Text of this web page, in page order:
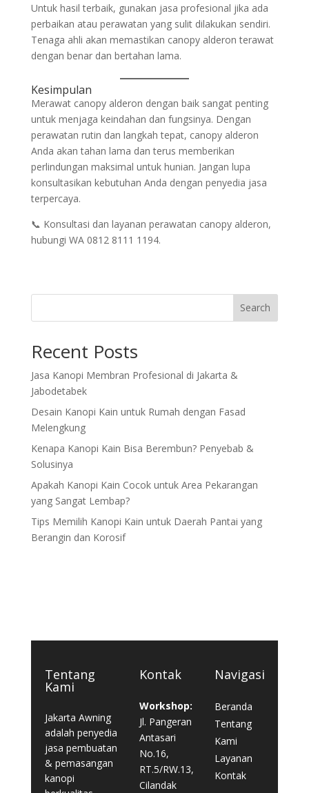
Untuk hasil terbaik, gunakan jasa profesional jika ada
perbaikan atau perawatan yang sulit dilakukan sendiri.
Tenaga ahli akan memastikan canopy alderon terawat
dengan benar dan bertahan lama.
Kesimpulan
Merawat canopy alderon dengan baik sangat penting
untuk menjaga keindahan dan fungsinya. Dengan
perawatan rutin dan langkah tepat, canopy alderon
Anda akan tahan lama dan terus memberikan
perlindungan maksimal untuk hunian. Jangan lupa
konsultasikan kebutuhan Anda dengan penyedia jasa
terpercaya.
📞 Konsultasi dan layanan perawatan canopy alderon,
hubungi WA 0812 8111 1194.
Search
Recent Posts
Jasa Kanopi Membran Profesional di Jakarta &
Jabodetabek
Desain Kanopi Kain untuk Rumah dengan Fasad
Melengkung
Kenapa Kanopi Kain Bisa Berembun? Penyebab &
Solusinya
Apakah Kanopi Kain Cocok untuk Area Pekarangan
yang Sangat Lembap?
Tips Memilih Kanopi Kain untuk Daerah Pantai yang
Berangin dan Korosif
Tentang
Kami
Jakarta Awning
adalah penyedia
jasa pembuatan
& pemasangan
kanopi
Kontak
Workshop:
Jl. Pangeran
Antasari
No.16,
RT.5/RW.13,
Cilandak
Navigasi
Beranda
Tentang
Kami
Layanan
Kontak